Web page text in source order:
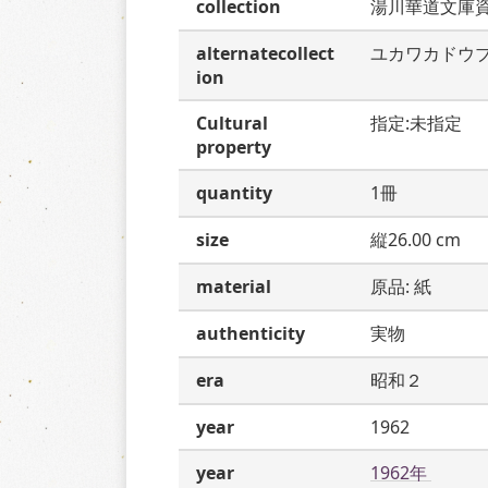
collection
湯川華道文庫
alternatecollect
ion
ユカワカドウ
Cultural
property
指定:未指定
quantity
1冊
size
縦26.00 cm
material
原品: 紙
authenticity
実物
era
昭和２
year
1962
year
1962年